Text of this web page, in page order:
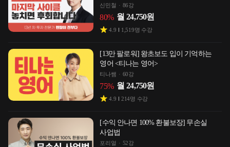
신민철 86강
80% 월 24,750원
4.9 1,519명 수강
[13만 팔로워] 왕초보도 입이 기억하는
영어 <티나는 영어>
티나쌤 60강
75% 월 24,750원
4.9 214명 수강
[수익 안나면 100% 환불보장] 무손실
사업법
포리얼 52강